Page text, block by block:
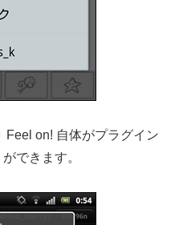
Feel on! 自体がプラグイン
できます。